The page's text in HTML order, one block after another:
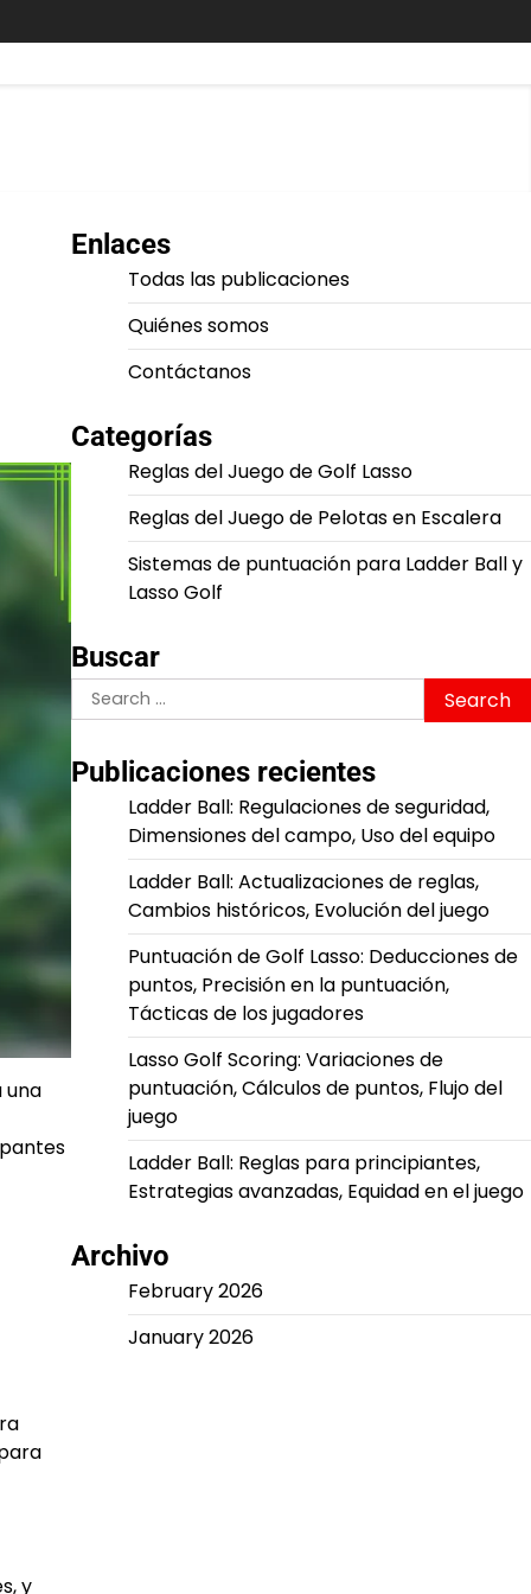
una
y
Enlaces
Todas las publicaciones
Quiénes somos
Contáctanos
Categorías
Reglas del Juego de Golf Lasso
Reglas del Juego de Pelotas en Escalera
Sistemas de puntuación para Ladder Ball y
Lasso Golf
Buscar
Search
for:
Publicaciones recientes
Ladder Ball: Regulaciones de seguridad,
Dimensiones del campo, Uso del equipo
Ladder Ball: Actualizaciones de reglas,
Cambios históricos, Evolución del juego
Puntuación de Golf Lasso: Deducciones de
puntos, Precisión en la puntuación,
Tácticas de los jugadores
Lasso Golf Scoring: Variaciones de
puntuación, Cálculos de puntos, Flujo del
juego
Ladder Ball: Reglas para principiantes,
Estrategias avanzadas, Equidad en el juego
Archivo
February 2026
January 2026